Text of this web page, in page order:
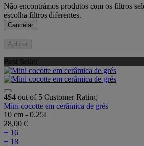
Não encontrámos produtos com os filtros
escolha filtros diferentes.
Cancelar
Aplicar
Best Seller
4$4 out of 5 Customer Rating
Mini cocotte em cerâmica de grés
10 cm - 0.25L
28,00 €
+ 16
+ 18